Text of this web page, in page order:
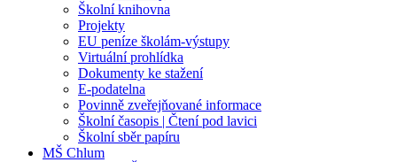
Školní knihovna
Projekty
EU peníze školám-výstupy
Virtuální prohlídka
Dokumenty ke stažení
E-podatelna
Povinně zveřejňované informace
Školní časopis | Čtení pod lavici
Školní sběr papíru
MŠ Chlum